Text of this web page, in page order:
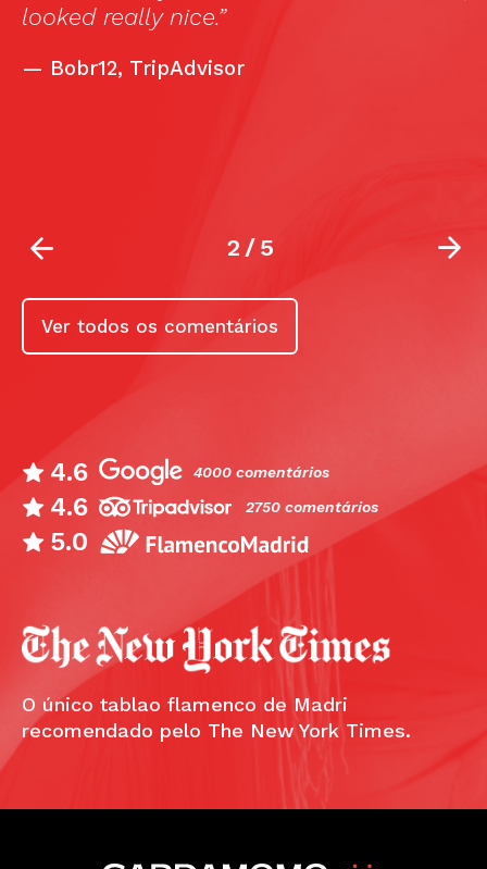
looked really nice.”
— Bobr12, TripAdvisor
2/5
Ver todos os comentários
4.6 4000 comentários
4.6 2750 comentários
5.0
O único tablao flamenco de Madri
recomendado pelo The New York Times.